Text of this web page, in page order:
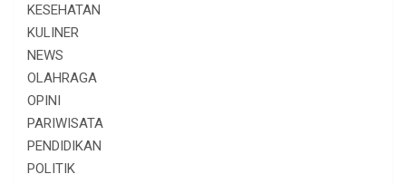
KESEHATAN
KULINER
NEWS
OLAHRAGA
OPINI
PARIWISATA
PENDIDIKAN
POLITIK